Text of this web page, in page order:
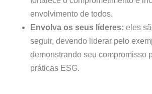
envolvimento de todos.
Envolva os seus líderes: eles
seguir, devendo liderar pelo
demonstrando seu compromisso
práticas ESG.